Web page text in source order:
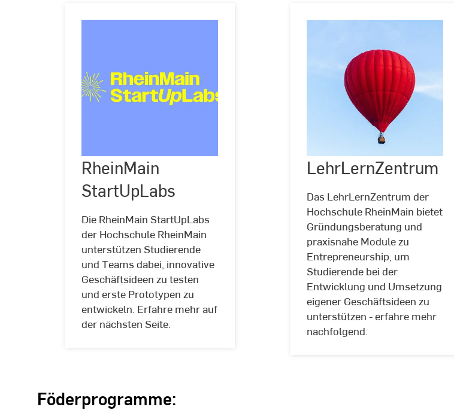
RheinMain
StartUpLabs
Die RheinMain StartUpLabs
der Hochschule RheinMain
unterstützen Studierende
und Teams dabei, innovative
Geschäftsideen zu testen
und erste Prototypen zu
entwickeln. Erfahre mehr auf
der nächsten Seite.
RheinMain
StartUpLabs
©drakuliren/stock.adobe.com
LehrLernZentrum
Das LehrLernZentrum der
Hochschule RheinMain bietet
Gründungsberatung und
praxisnahe Module zu
Entrepreneurship, um
Studierende bei der
Entwicklung und Umsetzung
eigener Geschäftsideen zu
unterstützen - erfahre mehr
nachfolgend.
Föderprogramme: